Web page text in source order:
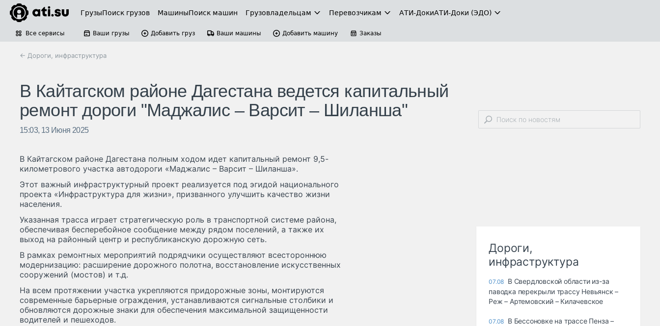
ГрузыПоиск грузов МашиныПоиск машин Грузовладельцам Перевозчикам АТИ-ДокиАТИ-Доки (ЭДО)
Все сервисы Ваши грузы Добавить груз Ваши машины Добавить машину Заказы
← Дороги, инфраструктура
В Кайтагском районе Дагестана ведется капитальный
ремонт дороги "Маджалис – Варсит – Шиланша"
15:03, 13 Июня 2025
В Кайтагском районе Дагестана полным ходом идет капитальный ремонт 9,5-
километрового участка автодороги «Маджалис – Варсит – Шиланша».
Этот важный инфраструктурный проект реализуется под эгидой национального
проекта «Инфраструктура для жизни», призванного улучшить качество жизни
населения.
Указанная трасса играет стратегическую роль в транспортной системе района,
обеспечивая бесперебойное сообщение между рядом поселений, а также их
выход на районный центр и республиканскую дорожную сеть.
В рамках ремонтных мероприятий подрядчики осуществляют всестороннюю
модернизацию: расширение дорожного полотна, восстановление искусственных
сооружений (мостов) и т.д.
На всем протяжении участка укрепляются придорожные зоны, монтируются
современные барьерные ограждения, устанавливаются сигнальные столбики и
обновляются дорожные знаки для обеспечения максимальной защищенности
водителей и пешеходов.
Дороги,
инфраструктура
07.08 В Свердловской области из-за
паводка перекрыли трассу Невьянск –
Реж – Артемовский – Килачевское
07.08 В Бессоновке на трассе Пенза –